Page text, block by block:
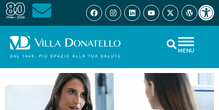
MENU